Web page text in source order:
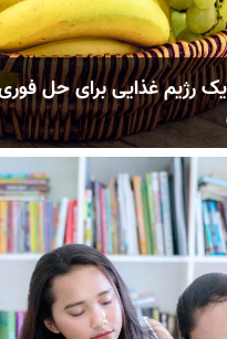
رژیم غذایی برای حل